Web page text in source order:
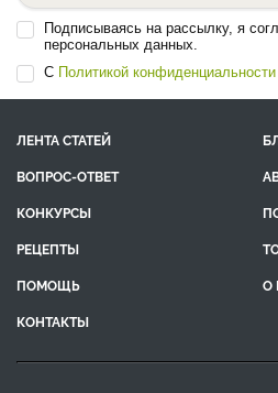
Подписываясь на рассылку, я
персональных данных.
С Политикой конфиденциальности
ЛЕНТА СТАТЕЙ
ВОПРОС-ОТВЕТ
КОНКУРСЫ
РЕЦЕПТЫ
ПОМОЩЬ
О
КОНТАКТЫ